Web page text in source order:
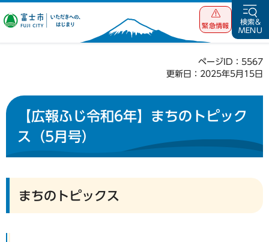
富士市 いただ
緊急情報
検索&
MENU
ページID：5567
更新日：2025年5月15日
【広報ふじ令和6年】まちのトピック
ス（5月号）
まちのトピックス